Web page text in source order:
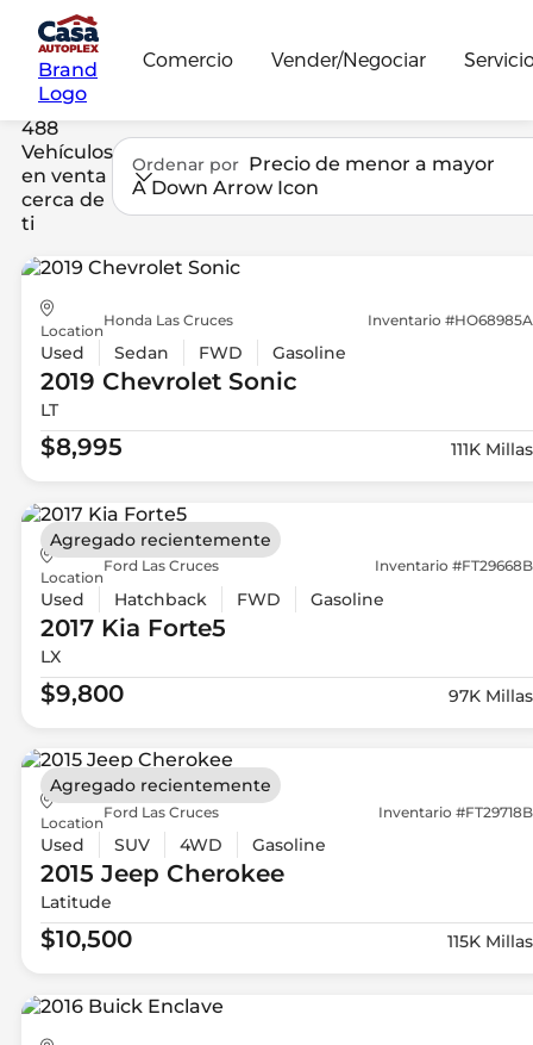
Brand
Logo
Comercio Vender/Negociar
488
Vehículos
en venta
cerca de
ti
Ordenar por Precio de menor a mayor
A Down Arrow Icon
Location
Honda Las Cruces Inventario #HO68985A
Used Sedan FWD Gasoline
2019 ChevroletSonic
LT
$8,995 111K Millas
Location
Ford Las Cruces Inventario #FT29668B
Used Hatchback FWD Gasoline
2017 Kia Forte5
LX
$9,800 97K Millas
Agregado recientemente
Location
Ford Las Cruces Inventario #FT29718B
Used SUV 4WD Gasoline
2015 Jeep Cherokee
Latitude
$10,500 115K Millas
Agregado recientemente